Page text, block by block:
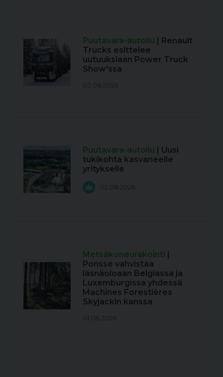
Puutavara-autoilu | Renault
Trucks esittelee
uutuuksiaan Power Truck
Show'ssa
03.08.2026
Puutavara-autoilu | Uusi
tukikohta kasvaneelle
yritykselle
02.08.2026
Metsäkoneurakointi |
Ponsse vahvistaa
läsnäoloaan Belgiassa ja
Luxemburgissa yhdessä
Machines Forestières
Skyjackin kanssa
01.08.2026